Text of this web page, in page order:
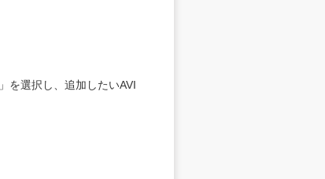
を選択し、追加したいAVI